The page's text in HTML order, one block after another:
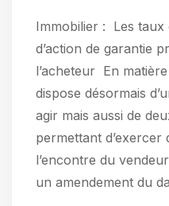
Immobilier : Les taux
d’action de garantie
l’acheteur ​ En
dispose désormais
agir mais aussi de
permettant d’exercer
l’encontre du
un amendement du